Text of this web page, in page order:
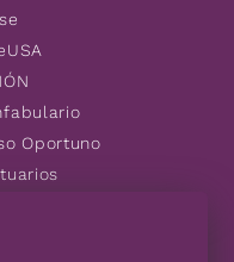
Oportuno